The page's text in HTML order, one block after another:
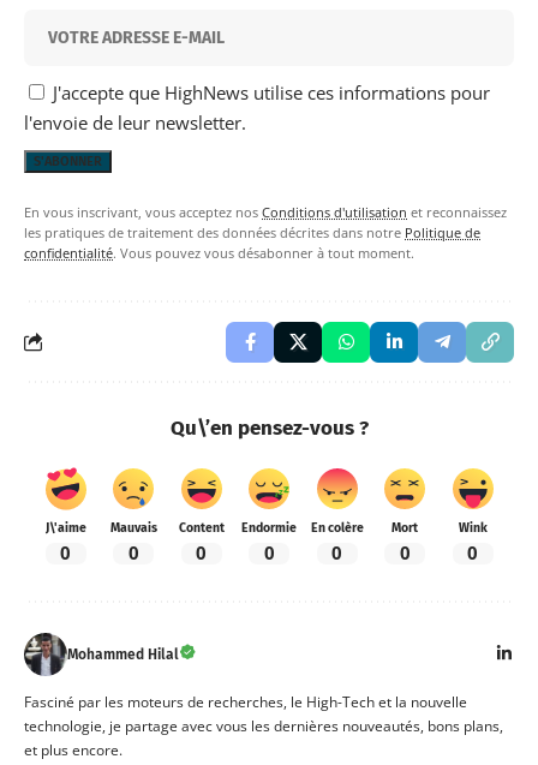
J'accepte que HighNews utilise ces informations pour
l'envoie de leur newsletter.
En vous inscrivant, vous acceptez nos Conditions d'utilisation et reconnaissez
les pratiques de traitement des données décrites dans notre Politique de
confidentialité. Vous pouvez vous désabonner à tout moment.
Qu\’en pensez-vous ?
J\'aime
0
Mauvais
0
Content
0
Endormie
0
En colère
0
Mort
0
Wink
0
Mohammed Hilal
Fasciné par les moteurs de recherches, le High-Tech et la nouvelle
technologie, je partage avec vous les dernières nouveautés, bons plans,
et plus encore.